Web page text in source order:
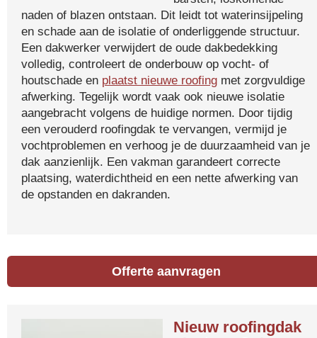
naden of blazen ontstaan. Dit leidt tot waterinsijpeling
en schade aan de isolatie of onderliggende structuur.
Een dakwerker verwijdert de oude dakbedekking
volledig, controleert de onderbouw op vocht- of
houtschade en plaatst nieuwe roofing met zorgvuldige
afwerking. Tegelijk wordt vaak ook nieuwe isolatie
aangebracht volgens de huidige normen. Door tijdig
een verouderd roofingdak te vervangen, vermijd je
vochtproblemen en verhoog je de duurzaamheid van je
dak aanzienlijk. Een vakman garandeert correcte
plaatsing, waterdichtheid en een nette afwerking van
de opstanden en dakranden.
Offerte aanvragen
Nieuw roofingdak